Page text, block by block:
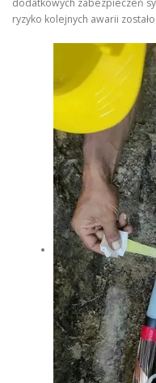
dodatkowych zabezpieczeń
ryzyko kolejnych awarii